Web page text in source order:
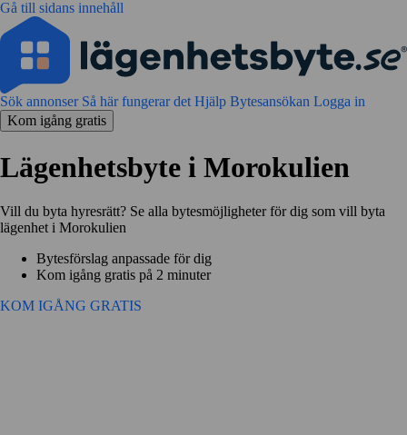
Gå till sidans innehåll
Sök annonser Så här fungerar det Hjälp Bytesansökan Logga in
Kom igång gratis
Lägenhetsbyte i Morokulien
Vill du byta hyresrätt? Se alla bytesmöjligheter för dig som vill byta
lägenhet i Morokulien
Bytesförslag anpassade för dig
Kom igång gratis på 2 minuter
KOM IGÅNG GRATIS